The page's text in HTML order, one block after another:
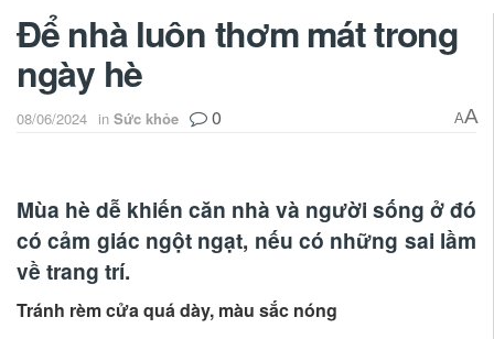
Để nhà luôn thơm mát trong
ngày hè
08/06/2024 in Sức khỏe 0 AA
Mùa hè dễ khiến căn nhà và người sống ở đó
có cảm giác ngột ngạt, nếu có những sai lầm
về trang trí.
Tránh rèm cửa quá dày, màu sắc nóng